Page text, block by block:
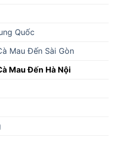
Quốc
Mau Đến Sài Gòn
Mau Đến Hà Nội